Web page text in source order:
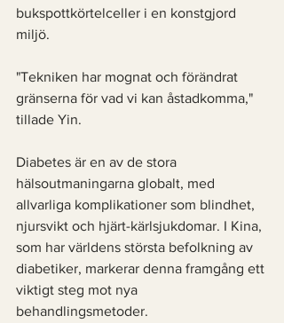
bukspottkörtelceller i en konstgjord
miljö.
"Tekniken har mognat och förändrat
gränserna för vad vi kan åstadkomma,"
tillade Yin.
Diabetes är en av de stora
hälsoutmaningarna globalt, med
allvarliga komplikationer som blindhet,
njursvikt och hjärt-kärlsjukdomar. I Kina,
som har världens största befolkning av
diabetiker, markerar denna framgång ett
viktigt steg mot nya
behandlingsmetoder.